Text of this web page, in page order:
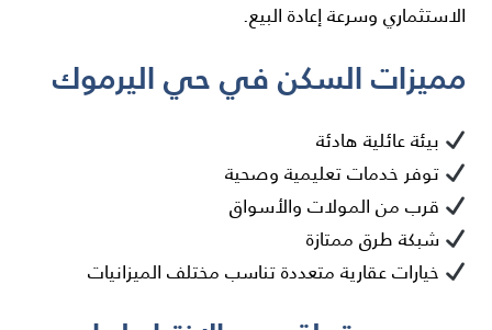
الاستثماري وسرعة إعادة البيع.
مميزات السكن في حي اليرموك
بيئة عائلية هادئة
توفر خدمات تعليمية وصحية
قرب من المولات والأسواق
شبكة طرق ممتازة
خيارات عقارية متعددة تناسب مختلف الميزانيات